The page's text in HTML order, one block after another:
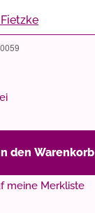
den Warenkorb
meine Merkliste